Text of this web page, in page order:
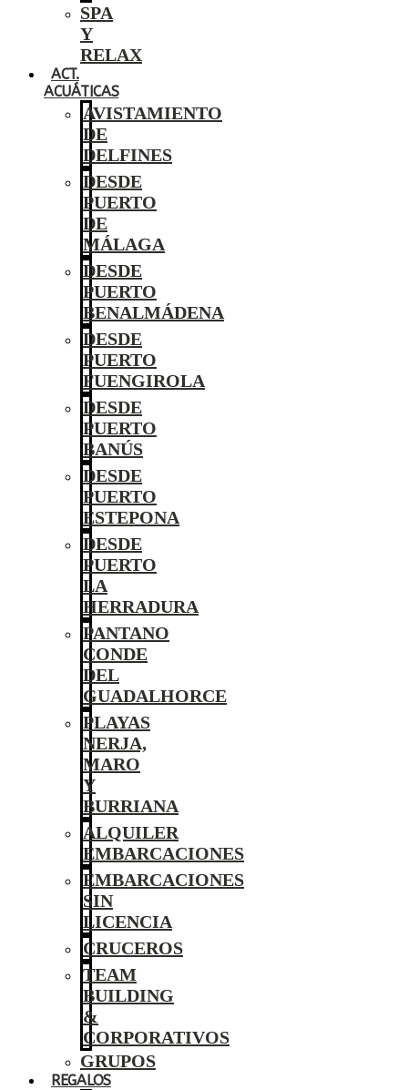
SPA
Y
RELAX
ACT.
ACUÁTICAS
AVISTAMIENTO
DE
DELFINES
DESDE
PUERTO
DE
MÁLAGA
DESDE
PUERTO
BENALMÁDENA
DESDE
PUERTO
FUENGIROLA
DESDE
PUERTO
BANÚS
DESDE
PUERTO
ESTEPONA
DESDE
PUERTO
LA
HERRADURA
PANTANO
CONDE
DEL
GUADALHORCE
PLAYAS
NERJA,
MARO
Y
BURRIANA
ALQUILER
EMBARCACIONES
EMBARCACIONES
SIN
LICENCIA
CRUCEROS
TEAM
BUILDING
&
CORPORATIVOS
GRUPOS
REGALOS